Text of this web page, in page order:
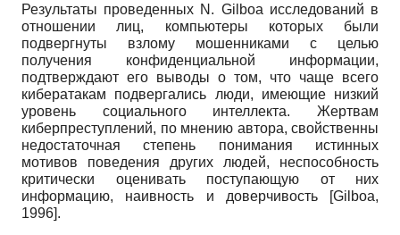
Результаты проведенных N. Gilboa исследований в
отношении лиц, компьютеры которых были
подвергнуты взлому мошенниками с целью
получения конфиденциальной информации,
подтверждают его выводы о том, что чаще всего
кибератакам подвергались люди, имеющие низкий
уровень социального интеллекта. Жертвам
киберпреступлений, по мнению автора, свойственны
недостаточная степень понимания истинных
мотивов поведения других людей, неспособность
критически оценивать поступающую от них
информацию, наивность и доверчивость
[Gilboa,
1996].